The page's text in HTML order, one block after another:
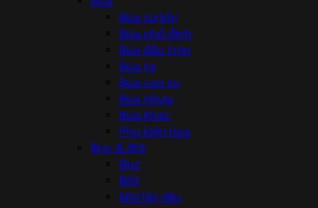
Búa cơ khí
Búa nhổ đinh
Búa đầu tròn
Búa tạ
Búa cao su
Búa nhựa
Búa khác
Phụ kiện búa
Đục & đột
Đục
Đột
Mũi lấy dấu